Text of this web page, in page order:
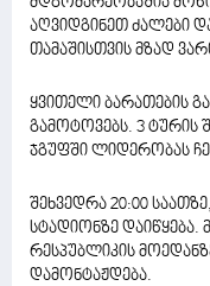
აღვიდგინეთ ძალები
თამაშისთვის მზად
ყვითელი ბარათების
გამოტოვებს. 3 ტურის
ჯგუფში ლიდერობას
შეხვედრა 20:00
სტადიონზე დაიწყება.
რესპუბლიკის
დამონტაჟდება.